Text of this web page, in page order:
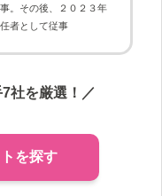
。その後、２０２３年
者として従事
社を厳選！／
を探す